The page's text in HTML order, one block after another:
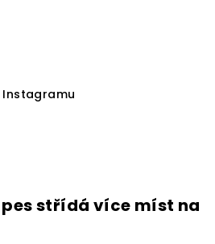
střídá více míst na